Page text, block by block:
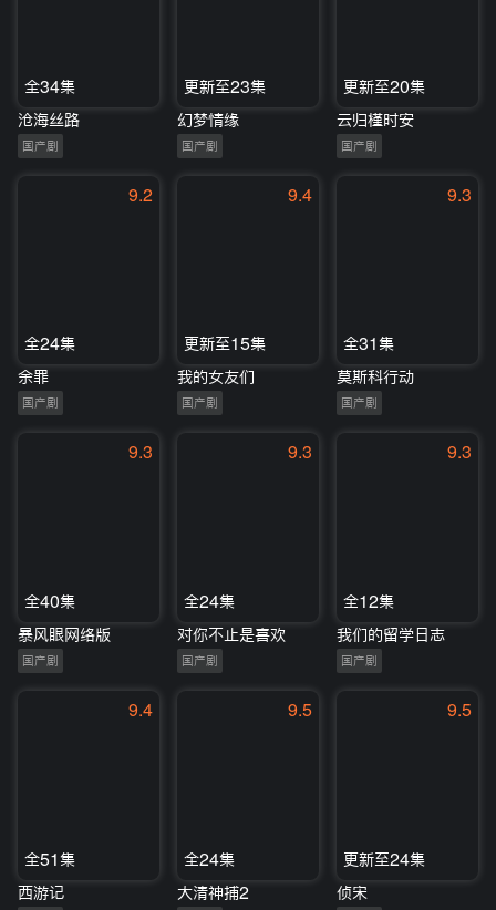
全34集
沧海丝路
国产剧
更新至23集
幻梦情缘
国产剧
更新至20集
云归槿时安
国产剧
9.2
全24集
余罪
国产剧
9.4
更新至15集
我的女友们
国产剧
9.3
全31集
莫斯科行动
国产剧
9.3
全40集
暴风眼网络版
国产剧
9.3
全24集
对你不止是喜欢
国产剧
9.3
全12集
我们的留学日志
国产剧
9.4
全51集
西游记
9.5
全24集
大清神捕2
9.5
更新至24集
侦宋